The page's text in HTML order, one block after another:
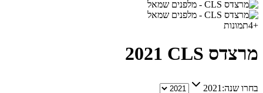
+
4תמונות
מרצדס CLS 2021
בחרו שנה: 2021